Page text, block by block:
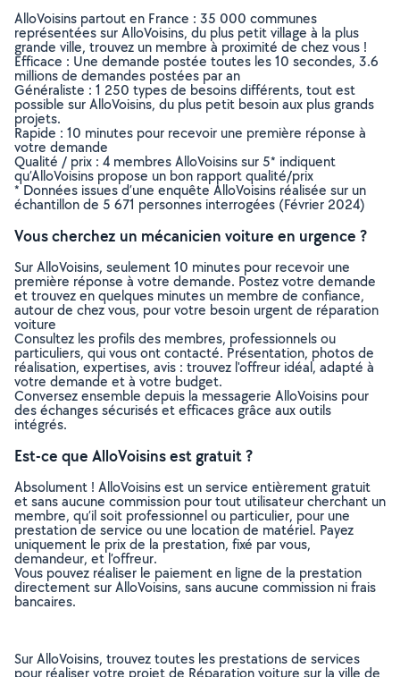
AlloVoisins partout en France : 35 000 communes
représentées sur AlloVoisins, du plus petit village à la plus
grande ville, trouvez un membre à proximité de chez vous !
Efficace : Une demande postée toutes les 10 secondes, 3.6
millions de demandes postées par an
Généraliste : 1 250 types de besoins différents, tout est
possible sur AlloVoisins, du plus petit besoin aux plus grands
projets.
Rapide : 10 minutes pour recevoir une première réponse à
votre demande
Qualité / prix : 4 membres AlloVoisins sur 5* indiquent
qu’AlloVoisins propose un bon rapport qualité/prix
* Données issues d’une enquête AlloVoisins réalisée sur un
échantillon de 5 671 personnes interrogées (Février 2024)
Vous cherchez un mécanicien voiture en urgence ?
Sur AlloVoisins, seulement 10 minutes pour recevoir une
première réponse à votre demande. Postez votre demande
et trouvez en quelques minutes un membre de confiance,
autour de chez vous, pour votre besoin urgent de réparation
voiture
Consultez les profils des membres, professionnels ou
particuliers, qui vous ont contacté. Présentation, photos de
réalisation, expertises, avis : trouvez l'offreur idéal, adapté à
votre demande et à votre budget.
Conversez ensemble depuis la messagerie AlloVoisins pour
des échanges sécurisés et efficaces grâce aux outils
intégrés.
Est-ce que AlloVoisins est gratuit ?
Absolument ! AlloVoisins est un service entièrement gratuit
et sans aucune commission pour tout utilisateur cherchant un
membre, qu’il soit professionnel ou particulier, pour une
prestation de service ou une location de matériel. Payez
uniquement le prix de la prestation, fixé par vous,
demandeur, et l’offreur.
Vous pouvez réaliser le paiement en ligne de la prestation
directement sur AlloVoisins, sans aucune commission ni frais
bancaires.
Sur AlloVoisins, trouvez toutes les prestations de services
pour réaliser votre projet de Réparation voiture sur la ville de